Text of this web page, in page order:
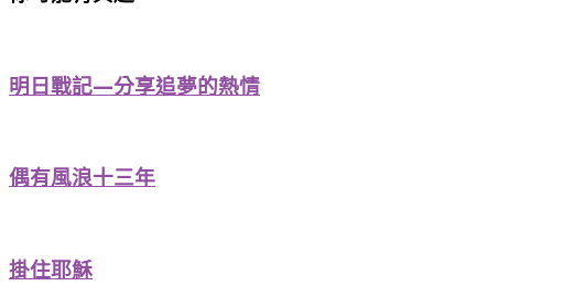
明日戰記—分享追夢的熱情
偶有風浪十三年
掛住耶穌